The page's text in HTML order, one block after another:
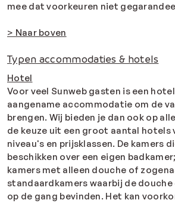
mee dat voorkeuren niet
> Naar boven
Typen accommodaties & hotels
Hotel
Voor veel Sunweb gasten is een
aangename accommodatie om de
brengen. Wij bieden je dan ook op
de keuze uit een groot aantal hotels
niveau's en prijsklassen. De kamers
beschikken over een eigen
kamers met alleen douche of
standaardkamers waarbij de
op de gang bevinden. Het kan